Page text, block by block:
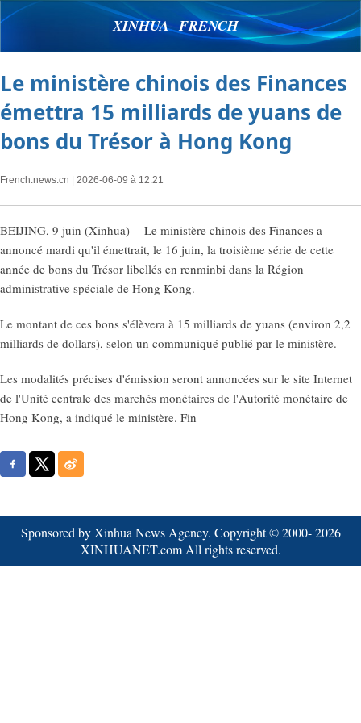
XINHUA FRENCH
Le ministère chinois des Finances
émettra 15 milliards de yuans de
bons du Trésor à Hong Kong
French.news.cn | 2026-06-09 à 12:21
BEIJING, 9 juin (Xinhua) -- Le ministère chinois des Finances a
annoncé mardi qu'il émettrait, le 16 juin, la troisième série de cette
année de bons du Trésor libellés en renminbi dans la Région
administrative spéciale de Hong Kong.
Le montant de ces bons s'élèvera à 15 milliards de yuans (environ 2,2
milliards de dollars), selon un communiqué publié par le ministère.
Les modalités précises d'émission seront annoncées sur le site Internet
de l'Unité centrale des marchés monétaires de l'Autorité monétaire de
Hong Kong, a indiqué le ministère. Fin
Sponsored by Xinhua News Agency. Copyright © 2000-2026
XINHUANET.com All rights reserved.